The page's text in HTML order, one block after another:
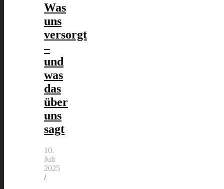
Was
uns
versorgt
–
und
was
das
über
uns
sagt
10.
Juli
2025
/